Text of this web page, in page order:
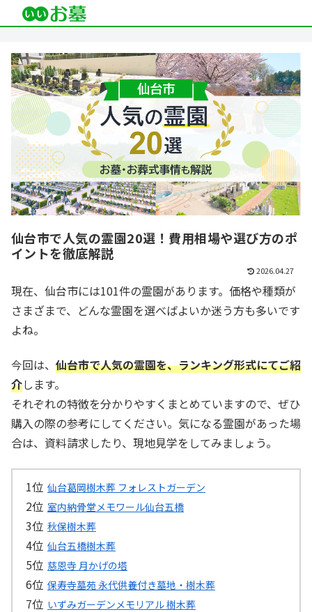
仙台市で人気の霊園20選！費用相場や選び方のポ
イントを徹底解説
2026.04.27
現在、仙台市には101件の霊園があります。価格や種類が
さまざまで、どんな霊園を選べばよいか迷う方も多いです
よね。
今回は、 仙台市で人気の霊園を、ランキング形式にてご紹
介します。
それぞれの特徴を分かりやすくまとめていますので、ぜひ
購入の際の参考にしてください。気になる霊園があった場
合は、資料請求したり、現地見学をしてみましょう。
仙台葛岡樹木葬 フォレストガーデン
室内納骨堂メモワール仙台五橋
秋保樹木葬
仙台五橋樹木葬
慈恩寺 月かげの塔
保寿寺墓苑 永代供養付き墓地・樹木葬
いずみガーデンメモリアル 樹木葬